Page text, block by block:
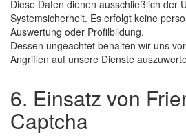
Diese Daten dienen ausschließlich der
Systemsicherheit. Es erfolgt keine
Auswertung oder Profilbildung.
Dessen ungeachtet behalten wir uns
Angriffen auf unsere Dienste
6. Einsatz von
Captcha